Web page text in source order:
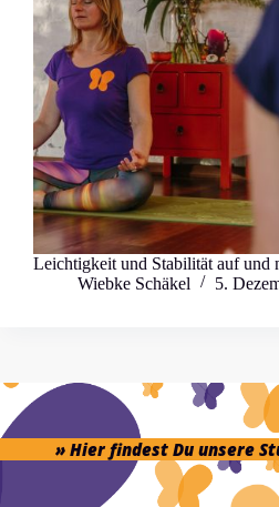
Leichtigkeit und Stabilität auf und
Wiebke Schäkel
5.
» Hier findest Du unsere